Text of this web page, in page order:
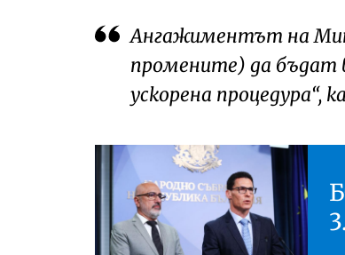
Ангажиментът на
промените) да бъдат
ускорена процедура“,